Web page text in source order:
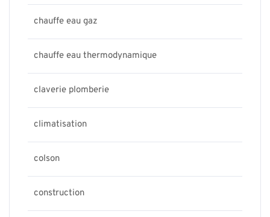
chauffe eau gaz
chauffe eau thermodynamique
claverie plomberie
climatisation
colson
construction